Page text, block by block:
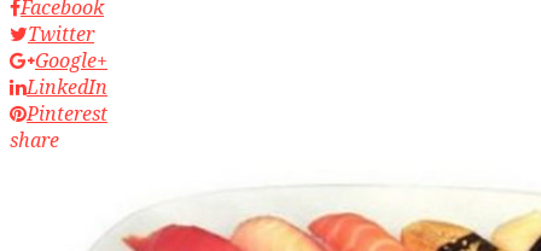
Facebook
Twitter
Google+
LinkedIn
Pinterest
share